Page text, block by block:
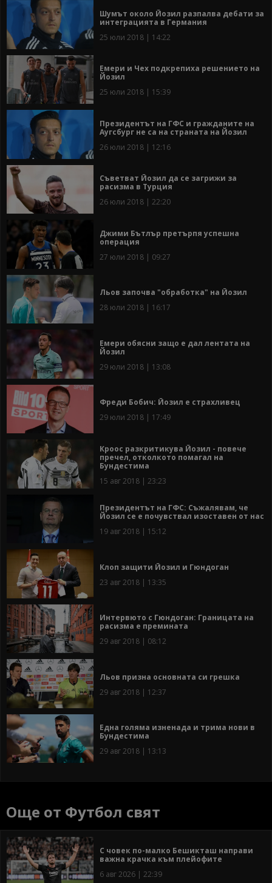
Шумът около Йозил разпалва дебати за
интеграцията в Германия
25 юли 2018 | 14:22
Емери и Чех подкрепиха решението на
Йозил
25 юли 2018 | 15:39
Президентът на ГФС и гражданите на
Аугсбург не са на страната на Йозил
26 юли 2018 | 12:16
Съветват Йозил да се загрижи за
расизма в Турция
26 юли 2018 | 22:20
Джими Бътлър претърпя успешна
операция
27 юли 2018 | 09:27
Льов започва "обработка" на Йозил
28 юли 2018 | 16:17
Емери обясни защо е дал лентата на
Йозил
29 юли 2018 | 13:08
Фреди Бобич: Йозил е страхливец
29 юли 2018 | 17:49
Кроос разкритикува Йозил - повече
пречел, отколкото помагал на
Бундестима
15 авг 2018 | 23:23
Президентът на ГФС: Съжалявам, че
Йозил се е почувствал изоставен от нас
19 авг 2018 | 15:12
Клоп защити Йозил и Гюндоган
23 авг 2018 | 13:35
Интервюто с Гюндоган: Границата на
расизма е премината
29 авг 2018 | 08:12
Льов призна основната си грешка
29 авг 2018 | 12:37
Една голяма изненада и трима нови в
Бундестима
29 авг 2018 | 13:13
Още от Футбол свят
С човек по-малко Бешикташ направи
важна крачка към плейофите
6 авг 2026 | 22:39